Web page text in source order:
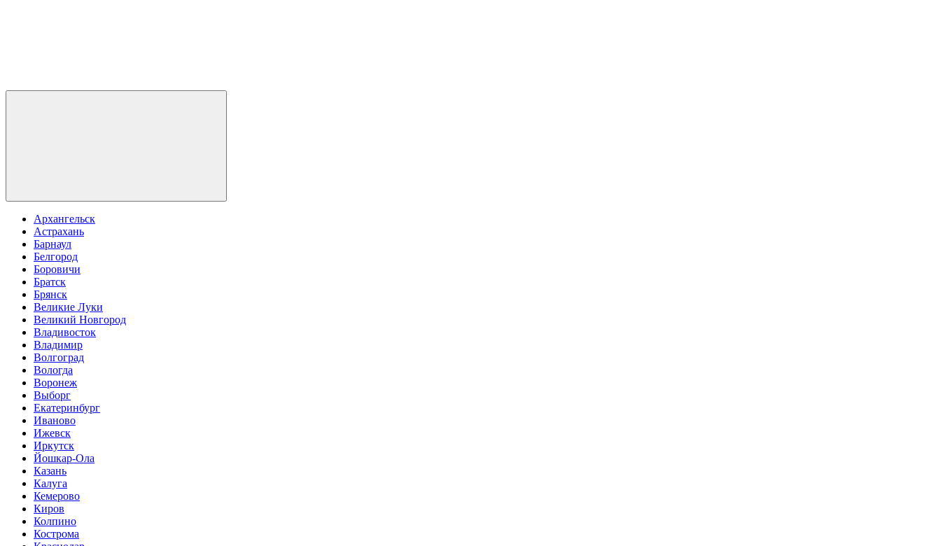
Архангельск
Астрахань
Барнаул
Белгород
Боровичи
Братск
Брянск
Великие Луки
Великий Новгород
Владивосток
Владимир
Волгоград
Вологда
Воронеж
Выборг
Екатеринбург
Иваново
Ижевск
Иркутск
Йошкар-Ола
Казань
Калуга
Кемерово
Киров
Колпино
Кострома